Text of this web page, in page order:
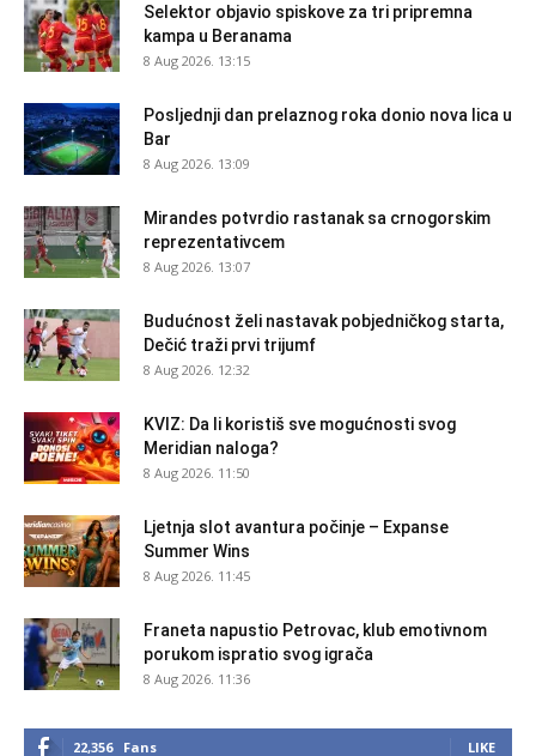
Selektor objavio spiskove za tri pripremna
kampa u Beranama
8 Aug 2026. 13:15
Posljednji dan prelaznog roka donio nova lica u
Bar
8 Aug 2026. 13:09
Mirandes potvrdio rastanak sa crnogorskim
reprezentativcem
8 Aug 2026. 13:07
Budućnost želi nastavak pobjedničkog starta,
Dečić traži prvi trijumf
8 Aug 2026. 12:32
KVIZ: Da li koristiš sve mogućnosti svog
Meridian naloga?
8 Aug 2026. 11:50
Ljetnja slot avantura počinje – Expanse
Summer Wins
8 Aug 2026. 11:45
Franeta napustio Petrovac, klub emotivnom
porukom ispratio svog igrača
8 Aug 2026. 11:36
22,356 Fans LIKE